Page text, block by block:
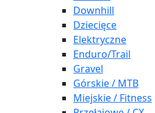
Downhill
Dziecięce
Elektryczne
Enduro/Trail
Gravel
Górskie / MTB
Miejskie / Fitness